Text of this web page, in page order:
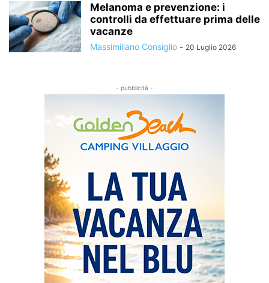
Melanoma e prevenzione: i
controlli da effettuare prima delle
vacanze
Massimiliano Consiglio - 20 Luglio 2026
- pubblicità -